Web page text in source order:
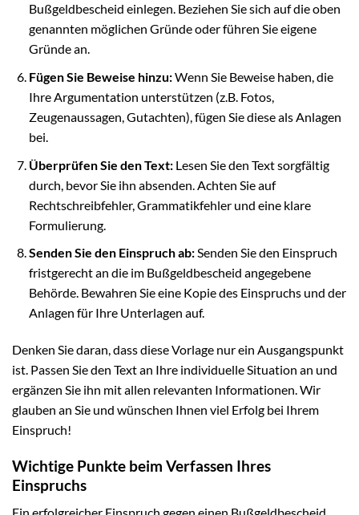
Bußgeldbescheid einlegen. Beziehen Sie sich auf die oben
genannten möglichen Gründe oder führen Sie eigene
Gründe an.
Fügen Sie Beweise hinzu:Wenn Sie Beweise haben, die
Ihre Argumentation unterstützen (z.B. Fotos,
Zeugenaussagen, Gutachten), fügen Sie diese als Anlagen
bei.
Überprüfen Sie den Text:Lesen Sie den Text sorgfältig
durch, bevor Sie ihn absenden. Achten Sie auf
Rechtschreibfehler, Grammatikfehler und eine klare
Formulierung.
Senden Sie den Einspruch ab:Senden Sie den Einspruch
fristgerecht an die im Bußgeldbescheid angegebene
Behörde. Bewahren Sie eine Kopie des Einspruchs und der
Anlagen für Ihre Unterlagen auf.
Denken Sie daran, dass diese Vorlage nur ein Ausgangspunkt
ist. Passen Sie den Text an Ihre individuelle Situation an und
ergänzen Sie ihn mit allen relevanten Informationen. Wir
glauben an Sie und wünschen Ihnen viel Erfolg bei Ihrem
Einspruch!
Wichtige Punkte beim Verfassen Ihres
Einspruchs